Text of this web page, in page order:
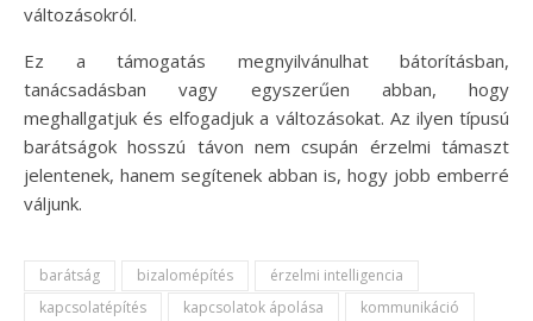
változásokról.
Ez a támogatás megnyilvánulhat bátorításban,
tanácsadásban vagy egyszerűen abban, hogy
meghallgatjuk és elfogadjuk a változásokat. Az ilyen típusú
barátságok hosszú távon nem csupán érzelmi támaszt
jelentenek, hanem segítenek abban is, hogy jobb emberré
váljunk.
barátság bizalomépítés
érzelmi intelligencia
kapcsolatépítés
kapcsolatok ápolása kommunikáció